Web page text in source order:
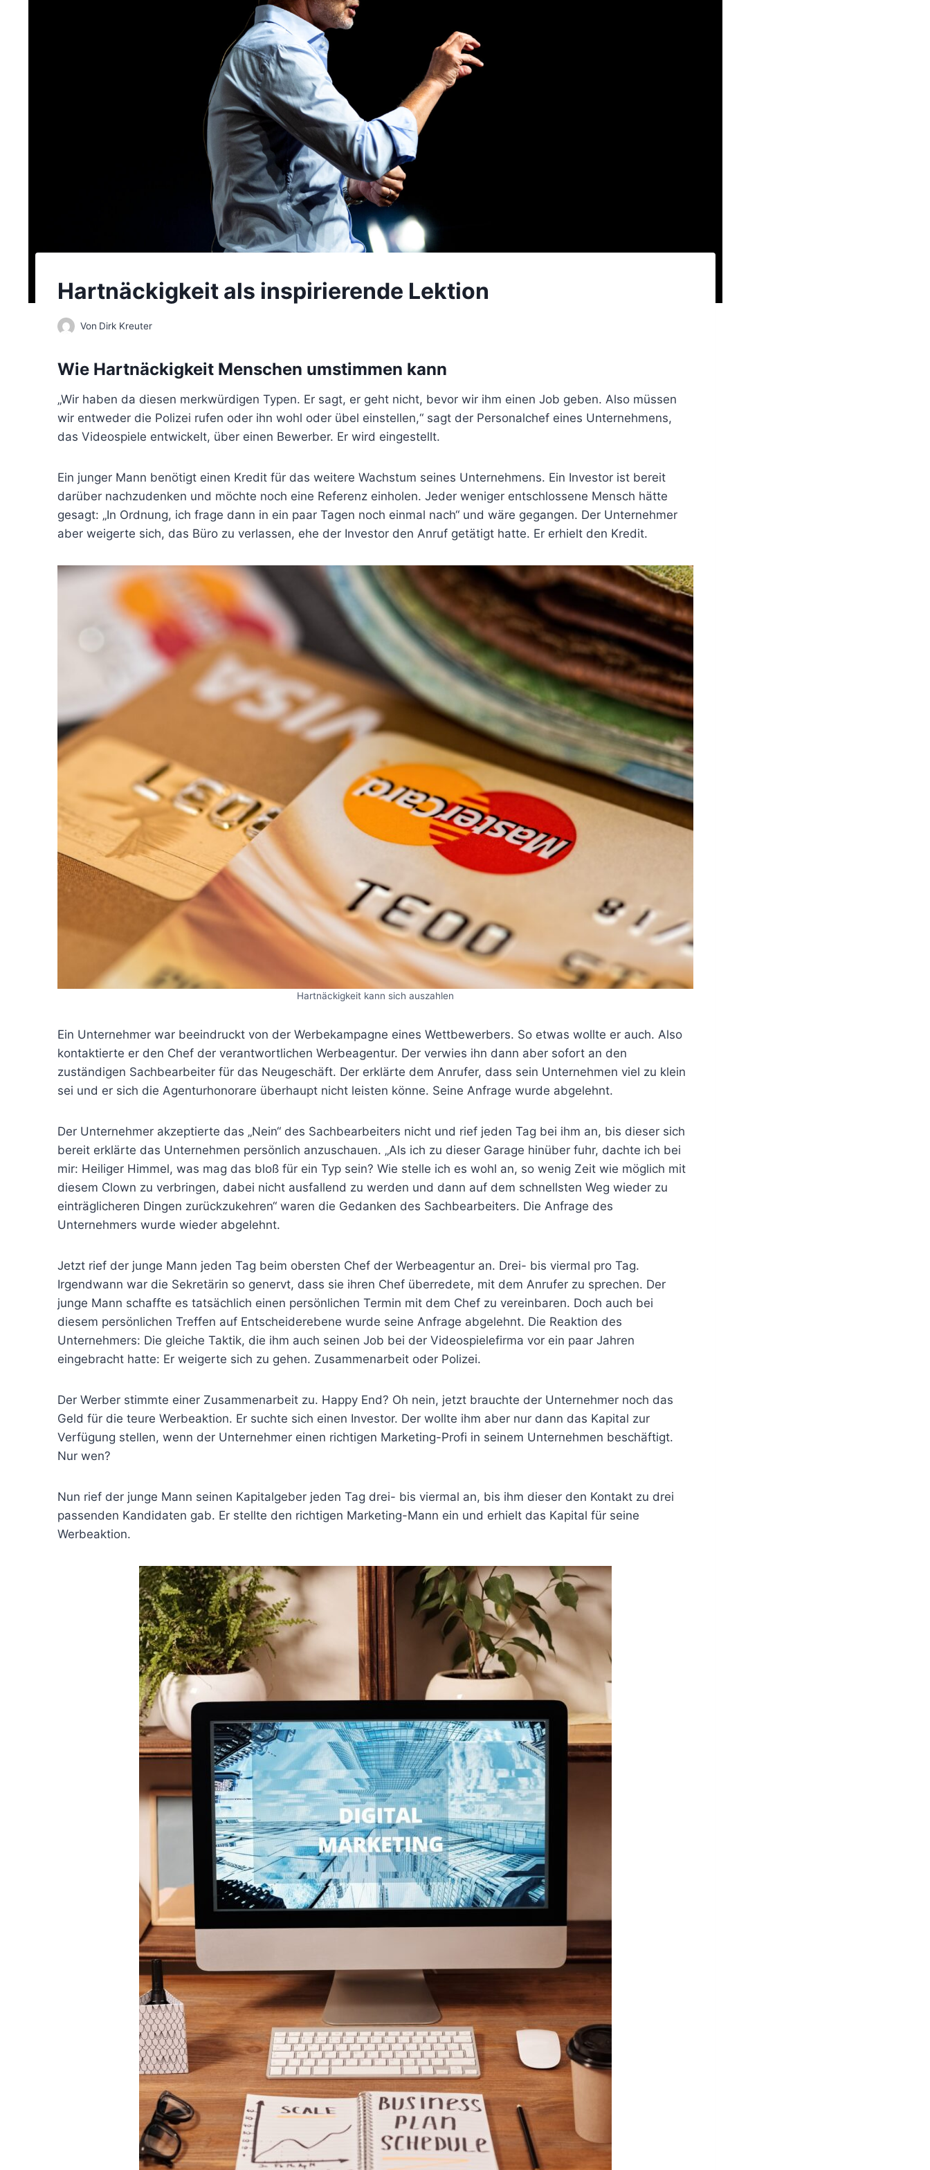
Hartnäckigkeit als inspirierende Lektion
Von Dirk Kreuter
Wie Hartnäckigkeit Menschen umstimmen kann
„Wir haben da diesen merkwürdigen Typen. Er sagt, er geht nicht, bevor wir ihm einen Job geben. Also müssen
wir entweder die Polizei rufen oder ihn wohl oder übel einstellen,“ sagt der Personalchef eines Unternehmens,
das Videospiele entwickelt, über einen Bewerber. Er wird eingestellt.
Ein junger Mann benötigt einen Kredit für das weitere Wachstum seines Unternehmens. Ein Investor ist bereit
darüber nachzudenken und möchte noch eine Referenz einholen. Jeder weniger entschlossene Mensch hätte
gesagt: „In Ordnung, ich frage dann in ein paar Tagen noch einmal nach“ und wäre gegangen. Der Unternehmer
aber weigerte sich, das Büro zu verlassen, ehe der Investor den Anruf getätigt hatte. Er erhielt den Kredit.
Hartnäckigkeit kann sich auszahlen
Ein Unternehmer war beeindruckt von der Werbekampagne eines Wettbewerbers. So etwas wollte er auch. Also
kontaktierte er den Chef der verantwortlichen Werbeagentur. Der verwies ihn dann aber sofort an den
zuständigen Sachbearbeiter für das Neugeschäft. Der erklärte dem Anrufer, dass sein Unternehmen viel zu klein
sei und er sich die Agenturhonorare überhaupt nicht leisten könne. Seine Anfrage wurde abgelehnt.
Der Unternehmer akzeptierte das „Nein“ des Sachbearbeiters nicht und rief jeden Tag bei ihm an, bis dieser sich
bereit erklärte das Unternehmen persönlich anzuschauen. „Als ich zu dieser Garage hinüber fuhr, dachte ich bei
mir: Heiliger Himmel, was mag das bloß für ein Typ sein? Wie stelle ich es wohl an, so wenig Zeit wie möglich mit
diesem Clown zu verbringen, dabei nicht ausfallend zu werden und dann auf dem schnellsten Weg wieder zu
einträglicheren Dingen zurückzukehren“ waren die Gedanken des Sachbearbeiters. Die Anfrage des
Unternehmers wurde wieder abgelehnt.
Jetzt rief der junge Mann jeden Tag beim obersten Chef der Werbeagentur an. Drei- bis viermal pro Tag.
Irgendwann war die Sekretärin so genervt, dass sie ihren Chef überredete, mit dem Anrufer zu sprechen. Der
junge Mann schaffte es tatsächlich einen persönlichen Termin mit dem Chef zu vereinbaren. Doch auch bei
diesem persönlichen Treffen auf Entscheiderebene wurde seine Anfrage abgelehnt. Die Reaktion des
Unternehmers: Die gleiche Taktik, die ihm auch seinen Job bei der Videospielefirma vor ein paar Jahren
eingebracht hatte: Er weigerte sich zu gehen. Zusammenarbeit oder Polizei.
Der Werber stimmte einer Zusammenarbeit zu. Happy End? Oh nein, jetzt brauchte der Unternehmer noch das
Geld für die teure Werbeaktion. Er suchte sich einen Investor. Der wollte ihm aber nur dann das Kapital zur
Verfügung stellen, wenn der Unternehmer einen richtigen Marketing-Profi in seinem Unternehmen beschäftigt.
Nur wen?
Nun rief der junge Mann seinen Kapitalgeber jeden Tag drei- bis viermal an, bis ihm dieser den Kontakt zu drei
passenden Kandidaten gab. Er stellte den richtigen Marketing-Mann ein und erhielt das Kapital für seine
Werbeaktion.